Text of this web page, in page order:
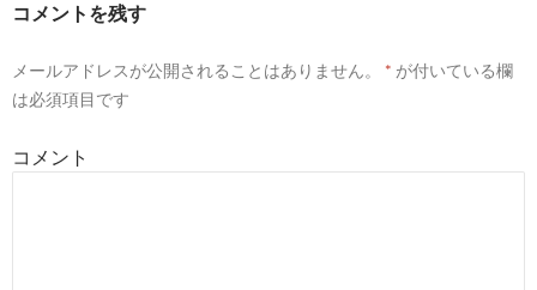
コメントを残す
メールアドレスが公開されることはありません。 * が付いている欄
は必須項目です
コメント